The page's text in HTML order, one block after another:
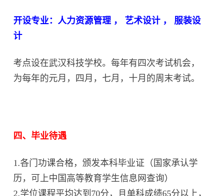
开设专业：人力资源管理 ， 艺术设计 ， 服装设
计
考点设在武汉科技学校。每年有四次考试机会，
为每年的元月，四月，七月，十月的周末考试。
四、毕业待遇
1.各门功课合格，颁发本科毕业证（国家承认学
历，可上中国高等教育学生信息网查询）
2.学位课程平均达到70分，且单科成绩65分以上，